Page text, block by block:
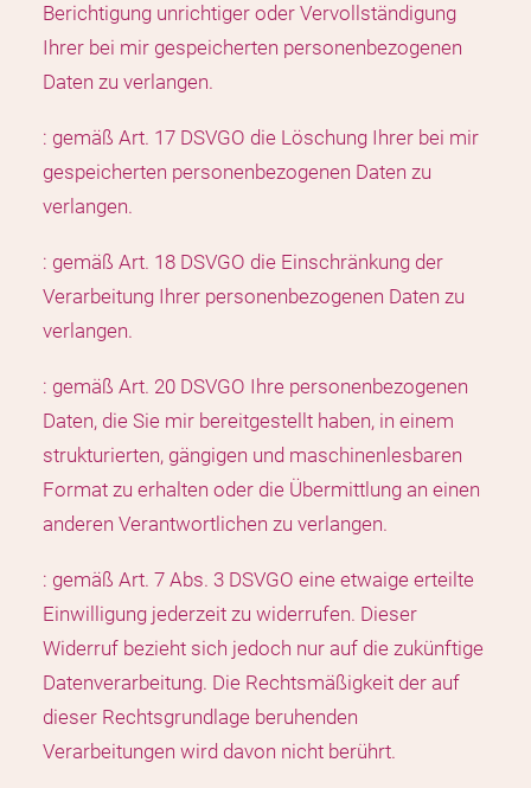
Berichtigung unrichtiger oder Vervollständigung
Ihrer bei mir gespeicherten personenbezogenen
Daten zu verlangen.
: gemäß Art. 17 DSVGO die Löschung Ihrer bei mir
gespeicherten personenbezogenen Daten zu
verlangen.
: gemäß Art. 18 DSVGO die Einschränkung der
Verarbeitung Ihrer personenbezogenen Daten zu
verlangen.
: gemäß Art. 20 DSVGO Ihre personenbezogenen
Daten, die Sie mir bereitgestellt haben, in einem
strukturierten, gängigen und maschinenlesbaren
Format zu erhalten oder die Übermittlung an einen
anderen Verantwortlichen zu verlangen.
: gemäß Art. 7 Abs. 3 DSVGO eine etwaige erteilte
Einwilligung jederzeit zu widerrufen. Dieser
Widerruf bezieht sich jedoch nur auf die zukünftige
Datenverarbeitung. Die Rechtsmäßigkeit der auf
dieser Rechtsgrundlage beruhenden
Verarbeitungen wird davon nicht berührt.